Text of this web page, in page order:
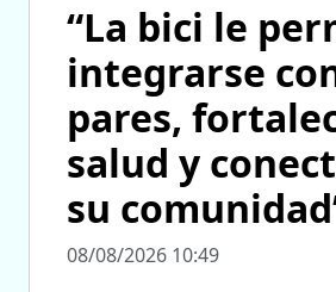
“La bici le
integrarse
pares,
salud y
su
08/08/2026 10:49